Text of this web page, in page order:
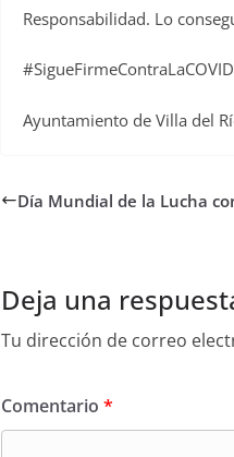
Responsabilidad. Lo
Ayuntamiento de Villa del
Día Mundial de la Lucha
Deja una
Tu dirección de correo
Comentario *